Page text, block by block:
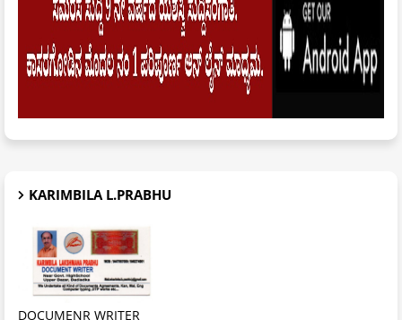
KARIMBILA L.PRABHU
DOCUMENR WRITER